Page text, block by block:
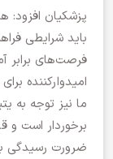
پزشکیان افزود:
باید شرایطی
فرصت‌های برابر
امیدوارکننده
ما نیز توجه به
برخوردار است و
ضرورت رسیدگی